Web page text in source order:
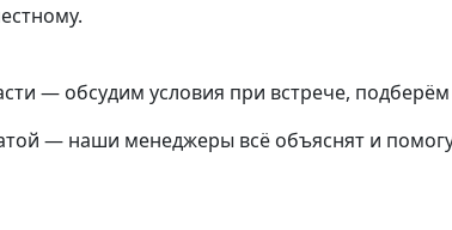
— обсудим условия при встрече,
— наши менеджеры всё объяснят и